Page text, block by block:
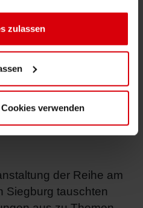
Einwilligung zu unseren
weiterhin nutzen.
zulassen
verwenden
und Shrink
Kunstwerke.
ab. Zum
wurden die
Speisen
der Reihe am
Siegburg tauschten